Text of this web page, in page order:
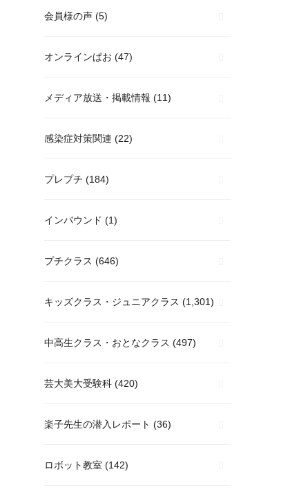
会員様の声 (5)
オンラインぱお (47)
メディア放送・掲載情報 (11)
感染症対策関連 (22)
プレプチ (184)
インバウンド (1)
プチクラス (646)
キッズクラス・ジュニアクラス (1,301)
中高生クラス・おとなクラス (497)
芸大美大受験科 (420)
楽子先生の潜入レポート (36)
ロボット教室 (142)